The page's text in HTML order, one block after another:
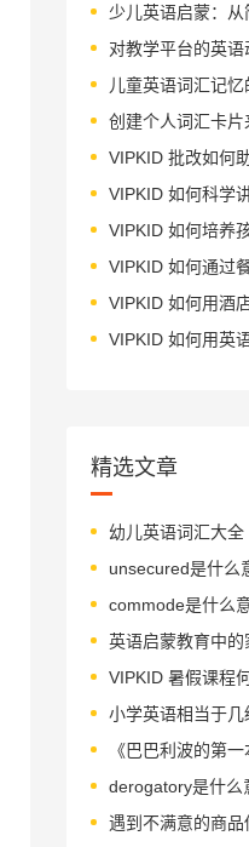
少儿英语启蒙：
对教学平台的英语
儿童英语词汇记忆
创建个人词汇卡片
VIPKID 批改如何
VIPKID 如何科学
精选文章
幼儿英语词汇大全
英语启蒙教育中的
VIPKID 暑假课程
小学英语相当于几
《巴巴利波的第
遇到不满意的商品